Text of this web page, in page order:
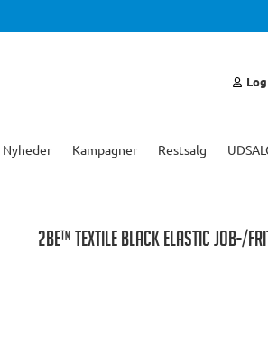
Nyheder Kampagner Restsalg
2BE™ TEXTILE BLACK ELASTIC JOB-/